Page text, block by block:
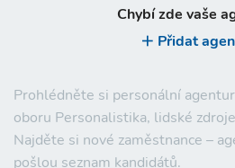
Prohlédněte si personální
oboru Personalistika, lidské
Najděte si nové zaměstnance –
pošlou seznam kandidátů.
Chybí zde vaše
Přidat